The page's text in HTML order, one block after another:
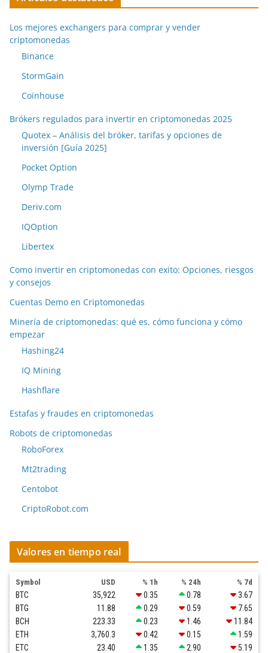
Los mejores exchangers para comprar y vender
criptomonedas
Binance
StormGain
Coinhouse
Brókers regulados para invertir en criptomonedas 2025
Quotex – Análisis del bróker, tarifas y opciones de
inversión [Guía 2025]
Pocket Option
Olymp Trade
Deriv.com
IQOption
Libertex
Como invertir en criptomonedas con exito: Opciones, riesgos
y consejos
Cuentas Demo en Criptomonedas
Minería de criptomonedas: qué es, cómo funciona y cómo
empezar
Hashing24
IQ Mining
Hashflare
Estafas y fraudes en criptomonedas
Robots de criptomonedas
RoboForex
Mt2trading
Centobot
CriptoRobot.com
Valores en tiempo real
Symbol USD % 1h % 24h % 7d
BTC 35,922 0.35 0.78
3.67
BTG
11.88 0.29 0.59
7.65
BCH
223.33 0.23 1.46
11.84
ETH
3,760.3 0.42 0.15
1.59
ETC
23.40 1.35 2.90
5.19